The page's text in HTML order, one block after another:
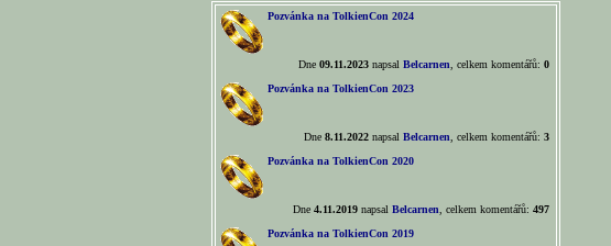
Pozvánka na TolkienCon 2024
Dne 09.11.2023napsal Belcarnen , celkem komentářů: 0
Pozvánka na TolkienCon 2023
Dne 8.11.2022napsal Belcarnen , celkem komentářů: 3
Pozvánka na TolkienCon 2020
Dne 4.11.2019napsal Belcarnen , celkem komentářů: 497
Pozvánka na TolkienCon 2019